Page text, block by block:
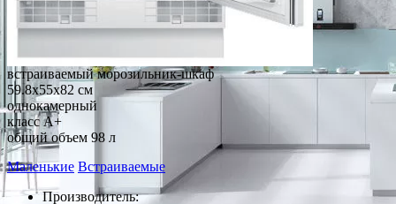
встраиваемый морозильник-шкаф
59.8x55x82 см
однокамерный
класс A+
общий объем 98 л
Маленькие Встраиваемые
Производитель: